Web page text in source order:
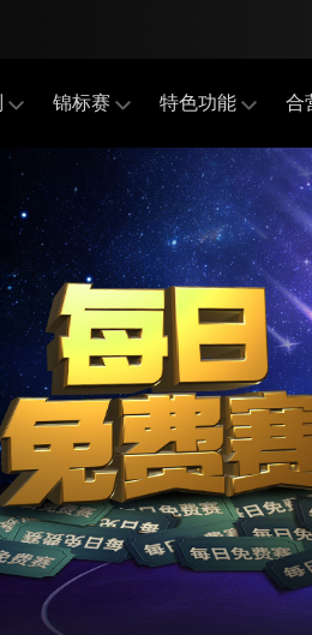
锦标赛 特色功能 合